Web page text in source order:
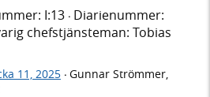
I:13 · Diarienummer:
chefstjänsteman: Tobias
11, 2025 · Gunnar Strömmer,